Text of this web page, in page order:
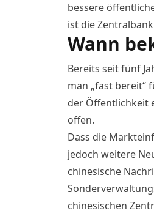
bessere
ist die
Wann
Bereits seit fünf
man „fast bereit“
der Öffentlichkeit
offen.
Dass die
jedoch weitere
chinesische
chinesischen